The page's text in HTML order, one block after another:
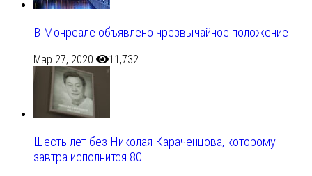
В Монреале объявлено чрезвычайное положение
Мар 27, 2020 11,732
Шесть лет без Николая Караченцова, которому
завтра исполнится 80!